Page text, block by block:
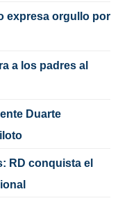
expresa orgullo por
a los padres al
Duarte
RD conquista el